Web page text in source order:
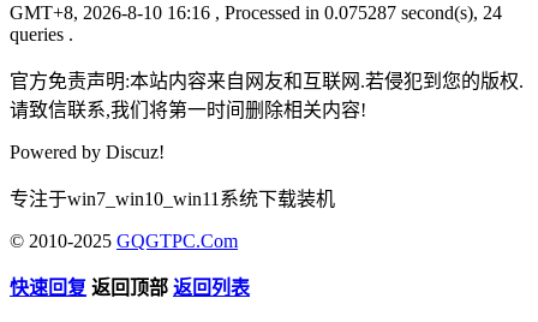
GMT+8, 2026-8-10 16:16 , Processed in 0.075287 second(s), 24
queries .
官方免责声明:本站内容来自网友和互联网.若侵犯到您的版权.
请致信联系,我们将第一时间删除相关内容!
Powered by Discuz!
专注于win7_win10_win11系统下载装机
© 2010-2025 GQGTPC.Com
快速回复 返回顶部 返回列表